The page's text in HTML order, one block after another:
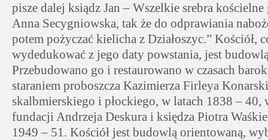
pisze dalej ksiądz Jan – Wszelkie srebra kościelne
Anna Secygniowska, tak że do odprawiania
potem pożyczać kielicha z Działoszyc.” Kościół,
wydedukować z jego daty powstania, jest
Przebudowano go i restaurowano w czasach
staraniem proboszcza Kazimierza Firleya
skalbmierskiego i płockiego, w latach 1838 – 40,
fundacji Andrzeja Deskura i księdza Piotra
1949 – 51. Kościół jest budowlą orientowaną,